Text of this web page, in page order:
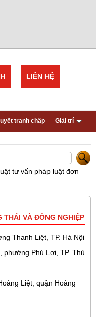
LIÊN HỆ
tranh chấp Giải trí
tư vấn pháp luật đơn
THÁI VÀ ĐỒNG NGHIỆP
Thanh Liệt, TP. Hà Nội
phường Phú Lợi, TP. Thủ
Liệt, quận Hoàng